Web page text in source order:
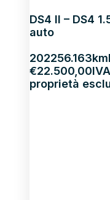
DS4 II – DS4
auto
202256.163km
€22.500,00
proprietà